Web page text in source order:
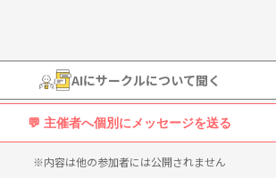
AIにサークルについて聞く
💬 主催者へ個別にメッセージを送る
※内容は他の参加者には公開されません